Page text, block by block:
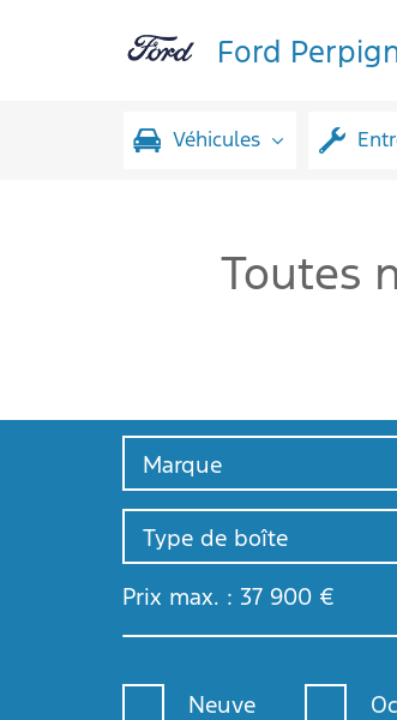
Ford
Véhicules
Toutes
Marque
Type de boîte
Prix max. : 37 900 €
Neuve